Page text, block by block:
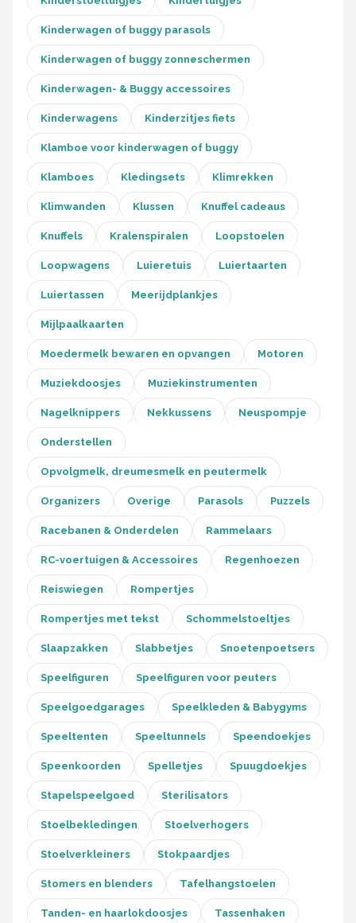
Kinderwagen of buggy parasols
Kinderwagen of buggy zonneschermen
Kinderwagen- & Buggy accessoires
Kinderwagens Kinderzitjes fiets
Klamboe voor kinderwagen of buggy
Klamboes Kledingsets Klimrekken
Klimwanden Klussen Knuffel cadeaus
Knuffels Kralenspiralen Loopstoelen
Loopwagens Luieretuis Luiertaarten
Luiertassen Meerijdplankjes
Mijlpaalkaarten
Moedermelk bewaren en opvangen Motoren
Muziekdoosjes Muziekinstrumenten
Nagelknippers Nekkussens Neuspompje
Onderstellen
Opvolgmelk, dreumesmelk en peutermelk
Organizers Overige Parasols Puzzels
Racebanen & Onderdelen Rammelaars
RC-voertuigen & Accessoires Regenhoezen
Reiswiegen Rompertjes
Rompertjes met tekst Schommelstoeltjes
Slaapzakken Slabbetjes Snoetenpoetsers
Speelfiguren Speelfiguren voor peuters
Speelgoedgarages Speelkleden & Babygyms
Speeltenten Speeltunnels Speendoekjes
Speenkoorden Spelletjes Spuugdoekjes
Stapelspeelgoed Sterilisators
Stoelbekledingen Stoelverhogers
Stoelverkleiners Stokpaardjes
Stomers en blenders Tafelhangstoelen
Tanden- en haarlokdoosjes Tassenhaken